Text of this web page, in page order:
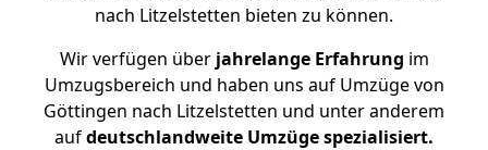
nach Litzelstetten bieten zu können.
Wir verfügen überjahrelange Erfahrung im
Umzugsbereich und haben uns auf Umzüge von
Göttingen nach Litzelstetten und unter anderem
aufdeutschlandweite Umzüge spezialisiert.